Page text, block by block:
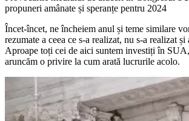
propuneri amânate și speranțe pentru 2024
Încet-încet, ne încheiem anul și teme similare
rezumate a ceea ce s-a realizat, nu s-a realizat și
Aproape toți cei de aici suntem investiți în SUA,
aruncăm o privire la cum arată lucrurile acolo.